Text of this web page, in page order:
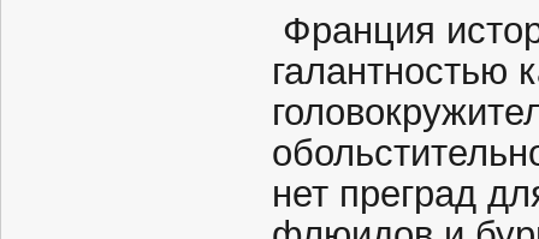
Франция
галантностью
нет преград